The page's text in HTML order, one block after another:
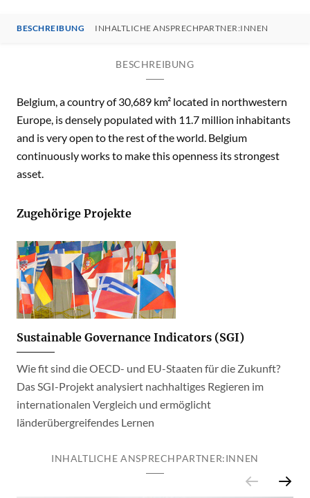
BESCHREIBUNG INHALTLICHE ANSPRECHPARTNER:INNEN
BESCHREIBUNG
Belgium, a country of 30,689 km² located in northwestern
Europe, is densely populated with 11.7 million inhabitants
and is very open to the rest of the world. Belgium
continuously works to make this openness its strongest
asset.
Zugehörige Projekte
Sustainable Governance Indicators (SGI)
Wie fit sind die OECD- und EU-Staaten für die Zukunft?
Das SGI-Projekt analysiert nachhaltiges Regieren im
internationalen Vergleich und ermöglicht
länderübergreifendes Lernen
INHALTLICHE ANSPRECHPARTNER:INNEN